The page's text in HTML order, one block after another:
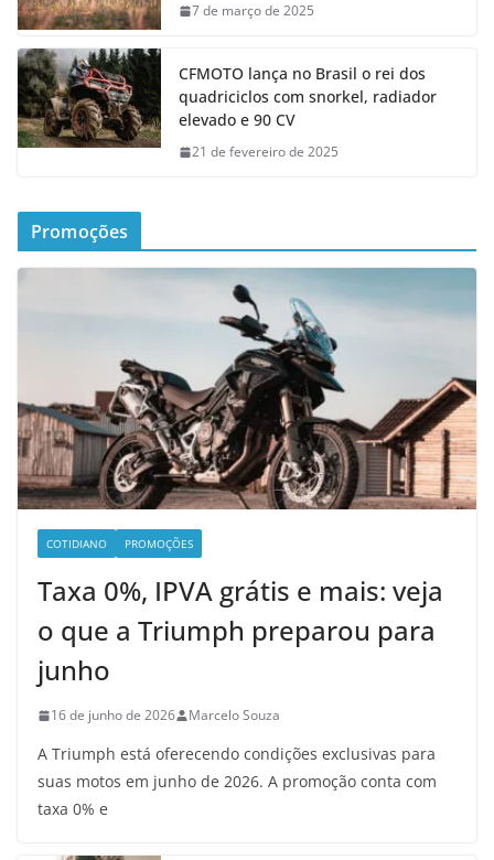
7 de março de 2025
CFMOTO lança no Brasil o rei dos
quadriciclos com snorkel, radiador
elevado e 90 CV
21 de fevereiro de 2025
Promoções
COTIDIANO PROMOÇÕES
Taxa 0%, IPVA grátis e mais: veja
o que a Triumph preparou para
junho
16 de junho de 2026 Marcelo Souza
A Triumph está oferecendo condições exclusivas para
suas motos em junho de 2026. A promoção conta com
taxa 0% e